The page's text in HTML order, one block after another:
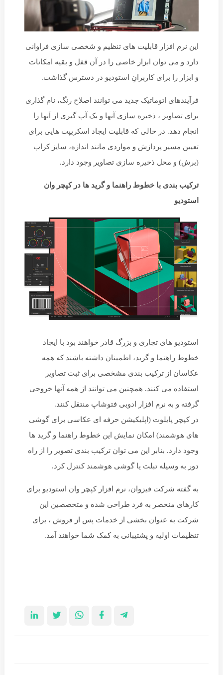
این نرم افزار قابلیت های تنظیم و شخصی سازی فراوانی
دارد و می توان ابزار خاصی را در آن قفل و بقیه امکانات
و ابزار را برای کاربرانِ استودیو در دسترس گذاشت.
فرآیندهای اتوماتیک جدید می توانند اصلاح رنگ، نام گذاری
برای تصاویر ، ذخیره سازی آنها و بک آپ گیری از آنها را
انجام دهد. در حالی که قابلیت ایجاد اسکریپت هایی برای
تعیین مسیر پردازش و مواردی مانند اندازه، سایز کراپ
(برش) و محل ذخیره سازی تصاویر وجود دارد.
ترکیب بندی با خطوط راهنما و گرید ها در کپچر وان
استودیو
استودیو های تجاری و بزرگ قادر خواهند بود با ایجاد
خطوط راهنما و گرید، اطمینان داشته باشند که همه
عکاسان از ترکیب بندی مشخصی برای ثبت تصاویر
استفاده می کنند. همچنین می توانند از همه آنها خروجی
گرفته و به نرم افزار ادوبی فتوشاپ منتقل کنند.
در کپچر پایلوت (اپلیکیشن حرفه ای عکاسی برای گوشی
های هوشمند) امکان نمایش این خطوط راهنما و گرید ها
وجود دارد. بنابر این می توان ترکیب بندی تصویر را از راه
دور به وسیله تبلت یا گوشی هوشمند کنترل کرد.
به گفته شرکت فیزوان، نرم افزار کپچر وان استودیو برای
کارهای منحصر به فرد طراحی شده و متخصصین این
شرکت به عنوان بخشی از خدمات پس از فروش ، برای
تنظیمات اولیه و پشتیبانی به کمک شما خواهند آمد.